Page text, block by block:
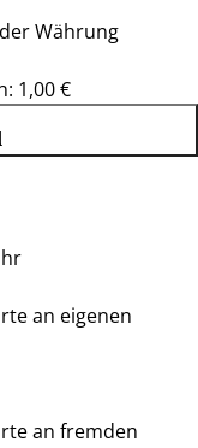
Währung
1,00 €
an eigenen
an fremden